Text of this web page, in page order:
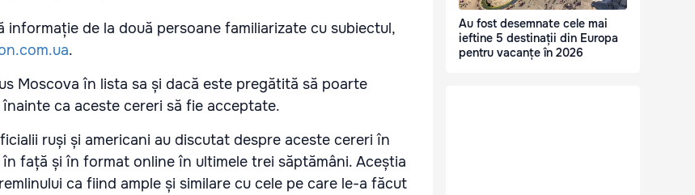
informație de la două persoane familiarizate cu subiectul,
.
Moscova în lista sa și dacă este pregătită să poarte
ca aceste cereri să fie acceptate.
ruși și americani au discutat despre aceste cereri în
față și în format online în ultimele trei săptămâni. Aceștia
ca fiind ample și similare cu cele pe care le-a făcut
Au fost desemnate cele mai
ieftine 5 destinații din Europa
pentru vacanțe în 2026